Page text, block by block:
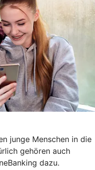
junge Menschen in die
gehören auch
dazu.